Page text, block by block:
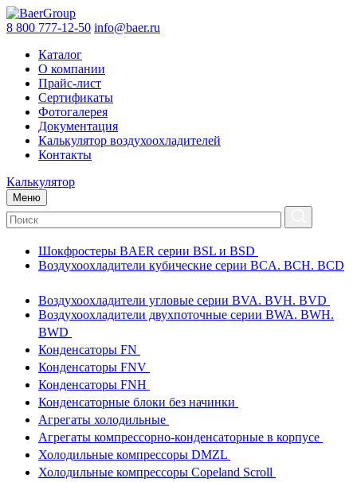
8 800 777-12-50 info@baer.ru
Каталог
О компании
Прайс-лист
Сертификаты
Фотогалерея
Документация
Калькулятор воздухоохладителей
Контакты
Калькулятор
Меню
Шокфростеры BAER серии BSL и BSD
Воздухоохладители кубические серии BCA. BCH. BCD
Воздухоохладители угловые серии BVA. BVH. BVD
Воздухоохладители двухпоточные серии BWA. BWH.
BWD
Конденсаторы FN
Конденсаторы FNV
Конденсаторы FNH
Конденсаторные блоки без начинки
Агрегаты холодильные
Агрегаты компрессорно-конденсаторные в корпусе
Холодильные компрессоры DMZL
Холодильные компрессоры Copeland Scroll